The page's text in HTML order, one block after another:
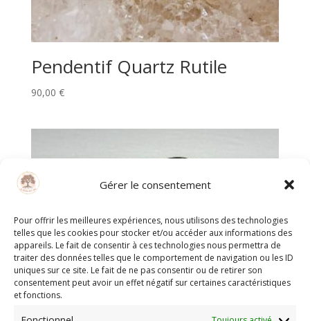
Gérer le consentement
Pour offrir les meilleures expériences, nous utilisons des technologies
telles que les cookies pour stocker et/ou accéder aux informations des
appareils. Le fait de consentir à ces technologies nous permettra de
traiter des données telles que le comportement de navigation ou les ID
uniques sur ce site. Le fait de ne pas consentir ou de retirer son
consentement peut avoir un effet négatif sur certaines caractéristiques
et fonctions.
Pendentif Quartz Rutile
90,00 €